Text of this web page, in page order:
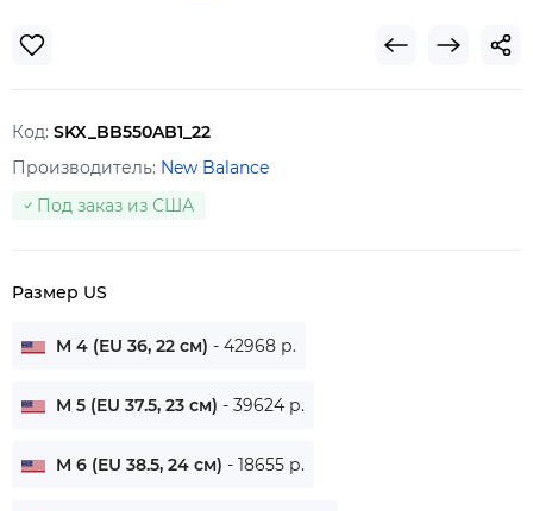
Код: SKX_BB550AB1_22
Производитель: New Balance
Под заказ из США
Размер US
M 4 (EU 36, 22 см) - 42968 р.
M 5 (EU 37.5, 23 см) - 39624 р.
M 6 (EU 38.5, 24 см) - 18655 р.